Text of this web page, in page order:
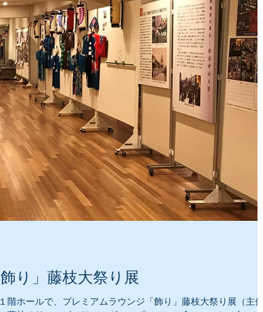
り」藤枝大祭り展
ホールで、プレミアムラウンジ「飾り」藤枝大祭り展（主催